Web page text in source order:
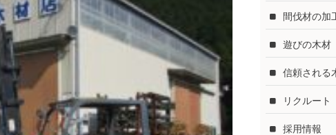
間伐材の加
遊びの木材
信頼される
リクルート
採用情報